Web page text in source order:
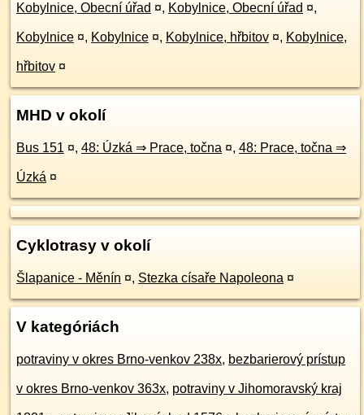
Kobylnice, Obecní úřad ¤, Kobylnice, Obecní úřad ¤,
Kobylnice ¤, Kobylnice ¤, Kobylnice, hřbitov ¤, Kobylnice,
hřbitov ¤
MHD v okolí
Bus 151 ¤, 48: Úzká ⇒ Prace, točna ¤, 48: Prace, točna ⇒
Úzká ¤
Cyklotrasy v okolí
Šlapanice - Měnín ¤, Stezka císaře Napoleona ¤
V kategóriách
potraviny v okres Brno-venkov 238x, bezbarierový prístup
v okres Brno-venkov 363x, potraviny v Jihomoravský kraj